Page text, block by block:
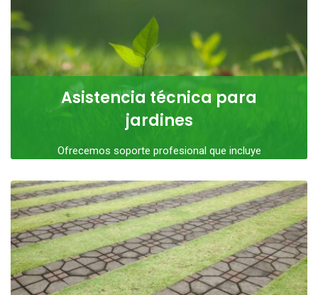
Asistencia técnica para
jardines
Ofrecemos soporte profesional que incluye
y otras labores esenciales
LEER MÁS